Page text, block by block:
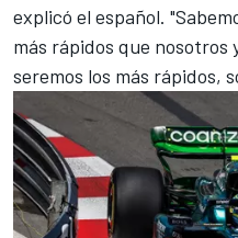
explicó el español.
más rápidos que nosotros
seremos los más rápidos,